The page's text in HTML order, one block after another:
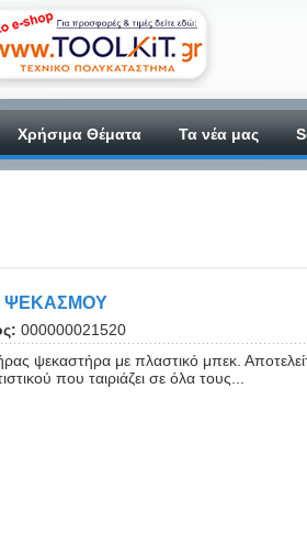
Χρήσιμα Θέματα Τα νέα μας
ΨΕΚΑΣΜΟΥ
000000021520
ψεκαστήρα με πλαστικό μπεκ.
που ταιριάζει σε όλα τους...